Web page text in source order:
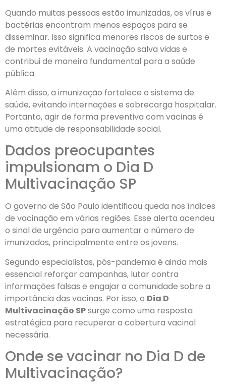
Quando muitas pessoas estão imunizadas, os vírus e
bactérias encontram menos espaços para se
disseminar. Isso significa menores riscos de surtos e
de mortes evitáveis. A vacinação salva vidas e
contribui de maneira fundamental para a saúde
pública.
Além disso, a imunização fortalece o sistema de
saúde, evitando internações e sobrecarga hospitalar.
Portanto, agir de forma preventiva com vacinas é
uma atitude de responsabilidade social.
Dados preocupantes
impulsionam o Dia D
Multivacinação SP
O governo de São Paulo identificou queda nos índices
de vacinação em várias regiões. Esse alerta acendeu
o sinal de urgência para aumentar o número de
imunizados, principalmente entre os jovens.
Segundo especialistas, pós-pandemia é ainda mais
essencial reforçar campanhas, lutar contra
informações falsas e engajar a comunidade sobre a
importância das vacinas. Por isso, o Dia D
Multivacinação SPsurge como uma resposta
estratégica para recuperar a cobertura vacinal
necessária.
Onde se vacinar no Dia D de
Multivacinação?